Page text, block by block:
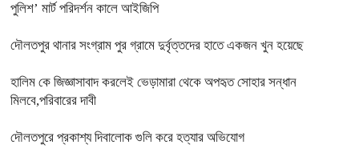
পুলিশ’ মার্ট পরিদর্শন কালে আইজিপি
দৌলতপুর থানার সংগ্রাম পুর গ্রামে দুর্বৃত্তদের হাতে একজন খুন হয়েছে
হালিম কে জিজ্ঞাসাবাদ করলেই ভেড়ামারা থেকে অপহৃত সোহার সন্ধান
মিলবে,পরিবারের দাবী
দৌলতপুরে প্রকাশ্য দিবালোক গুলি করে হত্যার অভিযোগ